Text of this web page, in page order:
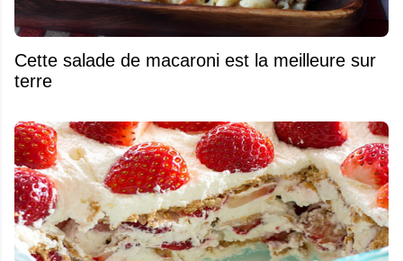
Cette salade de macaroni est la meilleure sur
terre